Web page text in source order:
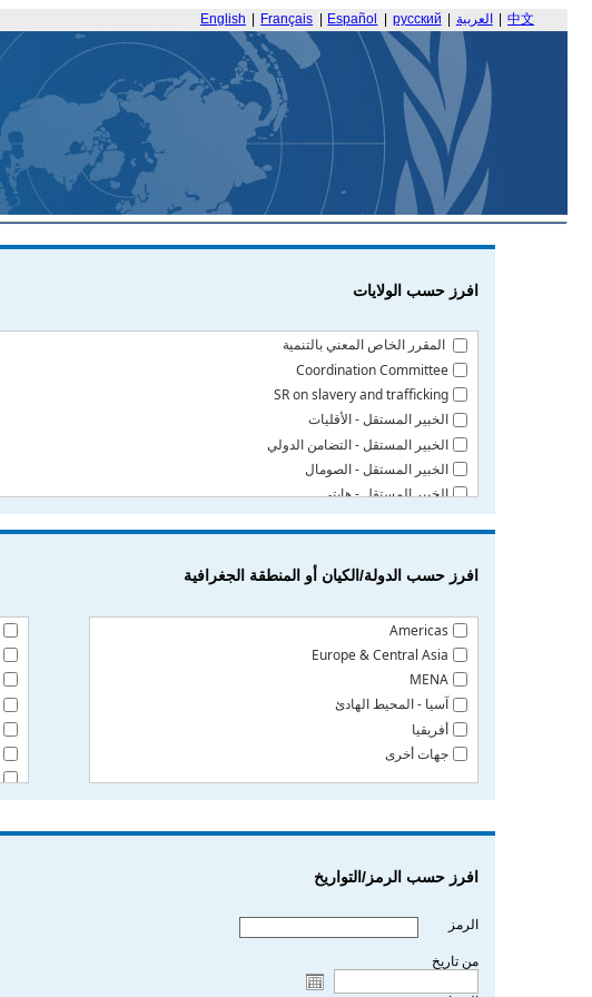
English Français Español русский العربية 中文
افرز حسب الولايات
المقرر الخاص المعني بالتنمية
Coordination Committee
SR on slavery and trafficking
الخبير المستقل - الأقليات
الخبير المستقل - التضامن الدولي
الخبير المستقل - الصومال
الخبير المستقل - هايتي
الخبير المستقل المعني بآثار سياسات الإصلاح الاقتصادي والديون الخارجية
الخبير المستقل المعني بأفغانستان
الخبير المستقل المعني بالبيئة
الخبير المستقل المعني بالحصول على مياه الشرب المأمونة وخدمات الصرف الصحي
الخبير المستقل المعني بالحق في التنمية
الخبير المستقل المعني بالحقوق الثقافية
الخبير المستقل المعني بالديون الخارجية
الخبير المستقل المعني بالمهق
الخبير المستقل المعني بتشاد
الخبير المستقل المعني بجمهورية أفريقيا الوسطى
الخبير المستقل المعني بجمهورية الكونغو الديمقراطية
الخبير المستقل المعني بحقوق الإنسان في بوروندي
الخبير المستقل المعني بحقوق الإنسان والفقر المدقع
الخبير المستقل المعني بكبار السن
الخبير المستقل المعني بكوت ديفوار
افرز حسب الدولة/الكيان أو المنطقة الجغرافية
Americas
Europe & Central Asia
MENA
آسيا - المحيط الهادئ
أفريقيا
جهات أخرى
افرز حسب الرمز/التواريخ
الرمز
من تاريخ